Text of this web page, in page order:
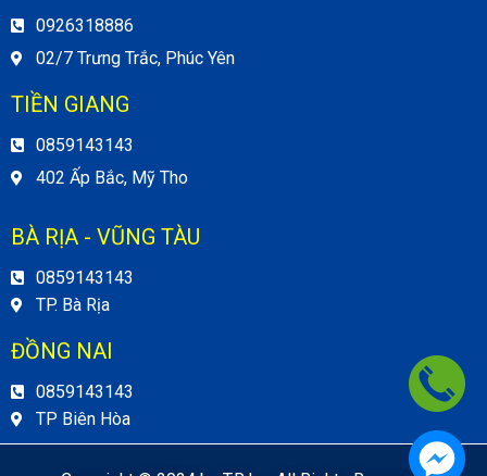
0926318886
02/7 Trưng Trắc, Phúc Yên
TIỀN GIANG
0859143143
402 Ấp Bắc, Mỹ Tho
BÀ RỊA - VŨNG TÀU
0859143143
TP. Bà Rịa
ĐỒNG NAI
0859143143
TP Biên Hòa